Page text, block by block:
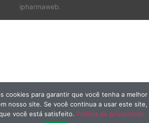
ipharmaweb.
cookies para garantir que você tenha a melhor
nosso site. Se você continua a usar este site,
você está satisfeito. Política de privacidade